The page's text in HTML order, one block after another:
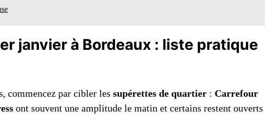
janvier à Bordeaux : liste pratique
commencez par cibler les supérettes de quartier : Carrefour
ont souvent une amplitude le matin et certains restent ouverts